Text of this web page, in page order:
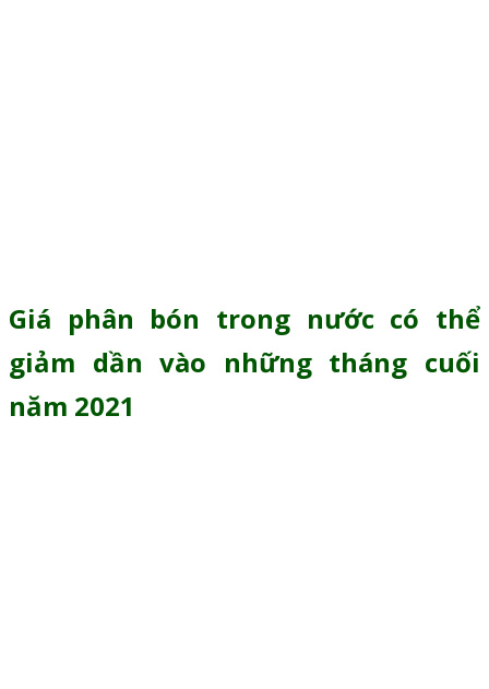
Giá phân bón trong nước có thể
giảm dần vào những tháng cuối
năm 2021